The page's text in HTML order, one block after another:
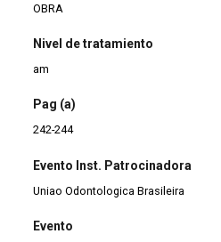
OBRA
Nivel de tratamiento
am
Pag (a)
242-244
Evento Inst. Patrocinadora
Uniao Odontologica Brasileira
Evento